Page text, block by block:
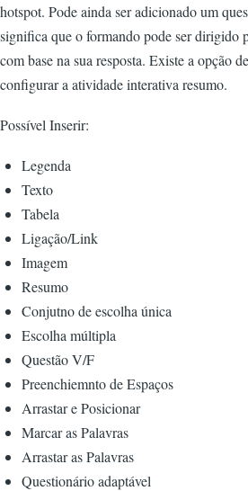
hotspot. Pode ainda ser adicionado um
significa que o formando pode ser dirigido
com base na sua resposta. Existe a opção
configurar a atividade interativa resumo.
Possível Inserir:
Legenda
Texto
Tabela
Ligação/Link
Imagem
Resumo
Conjutno de escolha única
Escolha múltipla
Questão V/F
Preenchiemnto de Espaços
Arrastar e Posicionar
Marcar as Palavras
Arrastar as Palavras
Questionário adaptável